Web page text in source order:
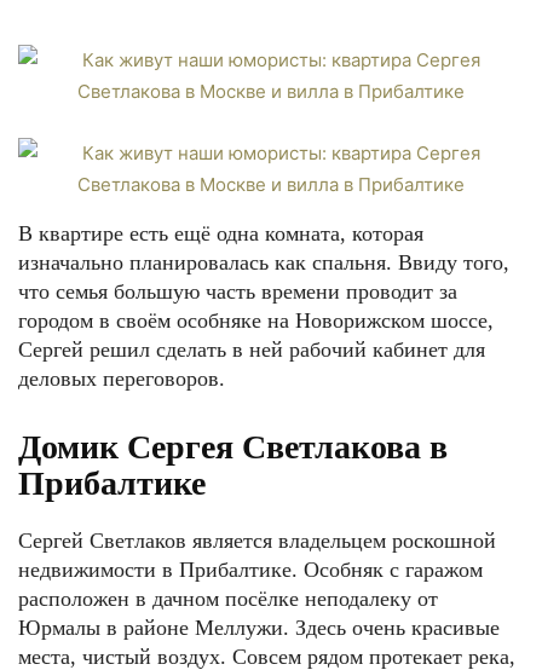
В квартире есть ещё одна комната, которая
изначально планировалась как спальня. Ввиду того,
что семья большую часть времени проводит за
городом в своём особняке на Новорижском шоссе,
Сергей решил сделать в ней рабочий кабинет для
деловых переговоров.
Домик Сергея Светлакова в
Прибалтике
Сергей Светлаков является владельцем роскошной
недвижимости в Прибалтике. Особняк с гаражом
расположен в дачном посёлке неподалеку от
Юрмалы в районе Меллужи. Здесь очень красивые
места, чистый воздух. Совсем рядом протекает река,